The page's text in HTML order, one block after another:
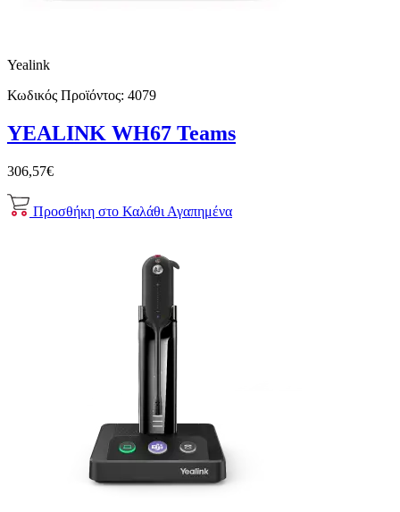
Yealink
Κωδικός Προϊόντος: 4079
YEALINK WH67 Teams
306,57€
Προσθήκη στο Καλάθι Αγαπημένα